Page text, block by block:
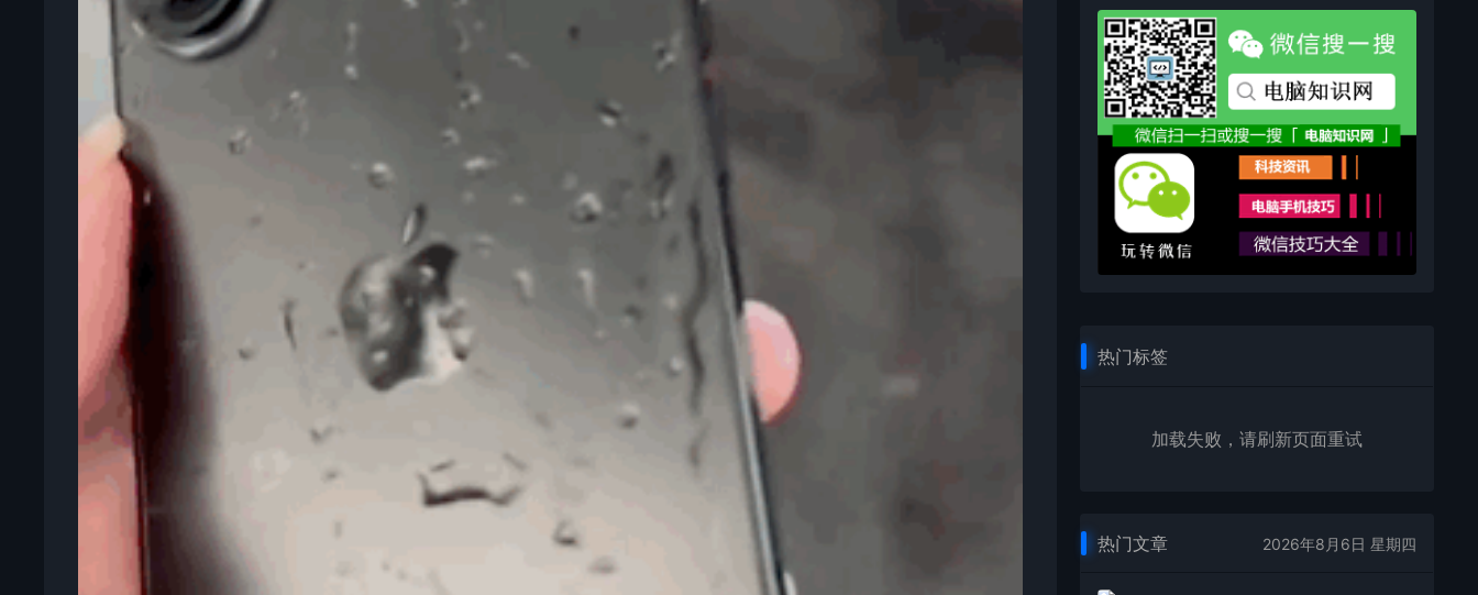
热门标签
加载失败，请刷新页面重试
热门文章 2026年8月6日 星期四